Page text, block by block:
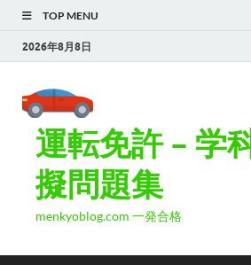
TOP MENU
2026年8月8日
運転免許 – 学
擬問題集
menkyoblog.com 一発合格